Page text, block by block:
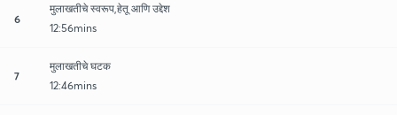
6
मुलाखतीचे स्वरूप,हेतू आणि उद्देश
12:56mins
7
मुलाखतीचे घटक
12:46mins